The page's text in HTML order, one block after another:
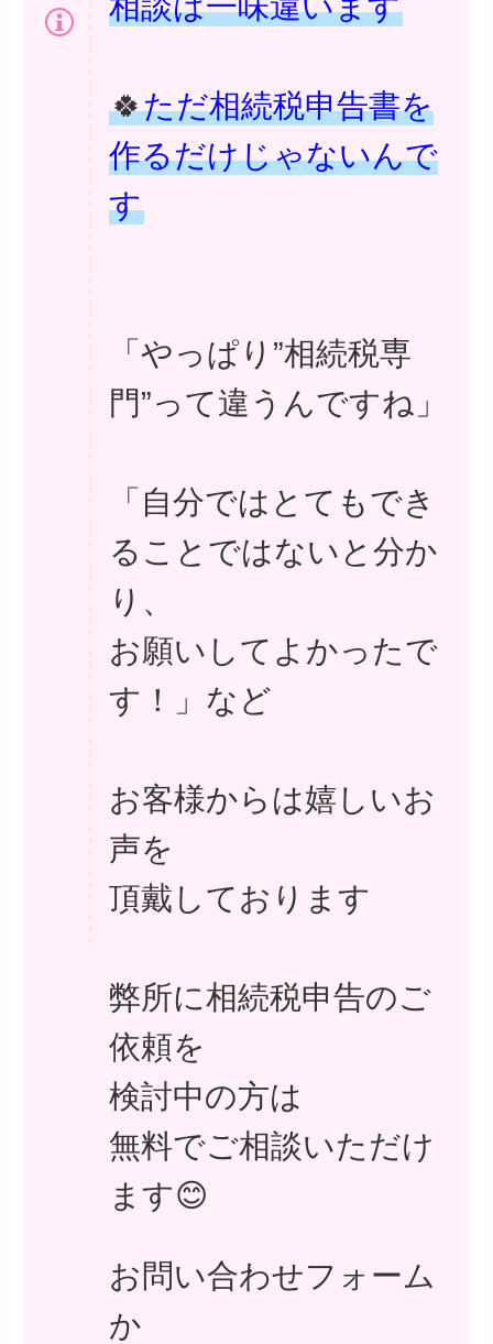
🍀ただ相続税申告書を
作るだけじゃないんで
す
「やっぱり”相続税専
門”って違うんですね」
「自分ではとてもでき
ることではないと分か
り、
お願いしてよかったで
す！」など
お客様からは嬉しいお
声を
頂戴しております
弊所に相続税申告のご
依頼を
検討中の方は
無料でご相談いただけ
ます😊
お問い合わせフォーム
か